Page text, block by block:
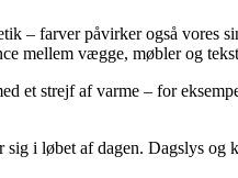
farver påvirker også vores
mellem vægge, møbler og
et strejf af varme – for
i løbet af dagen. Dagslys